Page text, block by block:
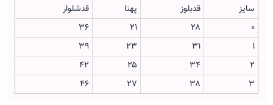
سایز
قدبلوز پهنا
قدشلوار
0
۲۸ ۲۱
۳۶
1
۳۱ ۲۳
۳۹
2
۳۴ ۲۵
۴۲
3
۳۸ ۲۷ ۴۶